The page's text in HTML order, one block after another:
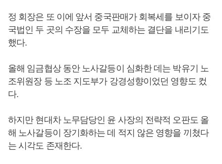
정 회장은 또 이에 앞서 중국판매가 회복세를 보이자 중
국법인 두 곳의 수장을 모두 교체하는 결단을 내리기도
했다.
올해 임금협상 동안 노사갈등이 심화한 데는 박유기 노
조위원장 등 노조 지도부가 강경성향이었던 영향도 컸
다.
하지만 현대차 노무담당인 윤 사장의 전략적 오판도 올
해 노사갈등이 장기화하는 데 적지 않은 영향을 끼쳤다
는 시각도 존재한다.